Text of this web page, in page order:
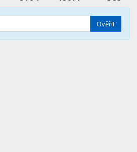
Ověřit